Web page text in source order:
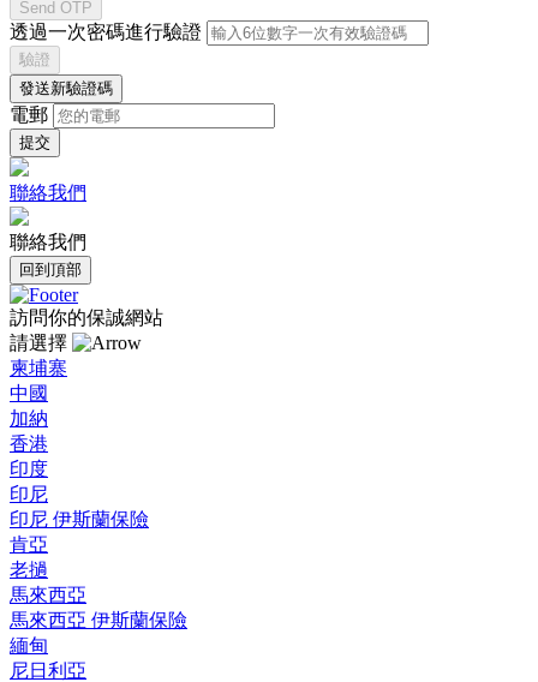
Send OTP
透過一次密碼進行驗證
驗證
發送新驗證碼
電郵
聯絡我們
聯絡我們
回到頂部
訪問你的保誠網站
請選擇
柬埔寨
中國
加納
香港
印度
印尼
印尼 伊斯蘭保險
肯亞
老撾
馬來西亞
馬來西亞 伊斯蘭保險
緬甸
尼日利亞